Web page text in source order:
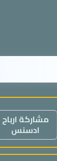
مشاركة ارباح
ادسنس